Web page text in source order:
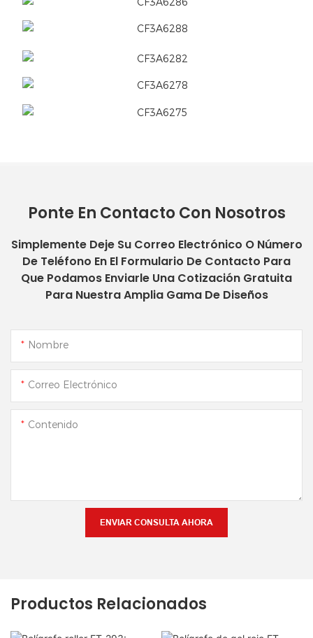
Ponte En Contacto Con Nosotros
Simplemente Deje Su Correo Electrónico O Número
De Teléfono En El Formulario De Contacto Para
Que Podamos Enviarle Una Cotización Gratuita
Para Nuestra Amplia Gama De Diseños
Nombre
Correo Electrónico
Contenido
ENVIAR CONSULTA AHORA
Productos Relacionados